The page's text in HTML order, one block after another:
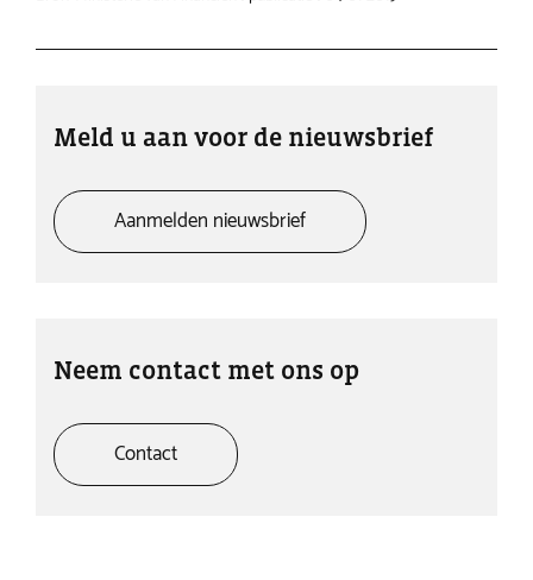
Meld u aan voor de nieuwsbrief
Aanmelden nieuwsbrief
Neem contact met ons op
Contact